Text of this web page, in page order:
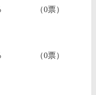
（0票）
（0票）